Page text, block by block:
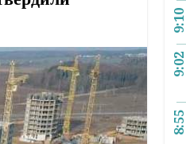
9:10
9:02
8:55